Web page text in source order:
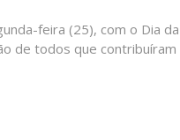
feira (25), com o Dia
de todos que